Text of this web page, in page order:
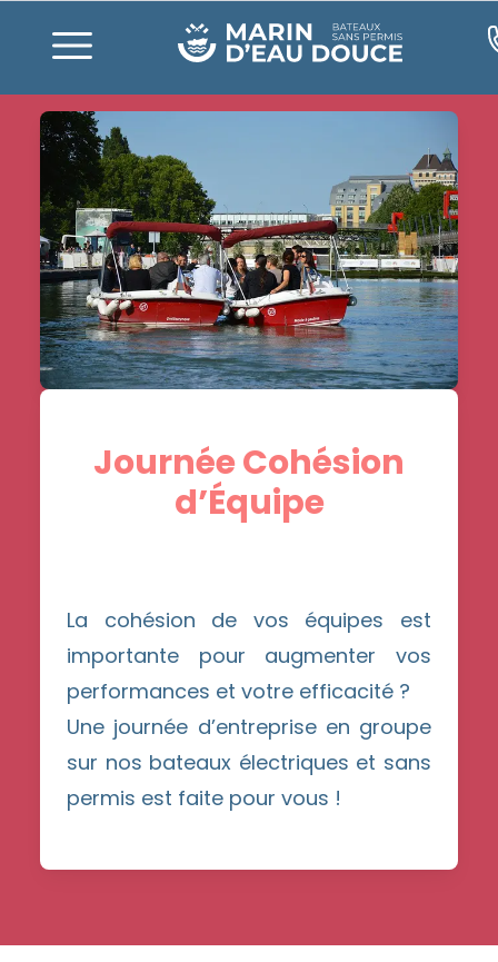
Journée Cohésion
d’Équipe
La cohésion de vos équipes est
importante pour augmenter vos
performances et votre efficacité ?
Une journée d’entreprise en groupe
sur nos bateaux électriques et sans
permis est faite pour vous !